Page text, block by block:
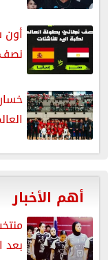
أون
نصف
أهم الأخبار
بعد